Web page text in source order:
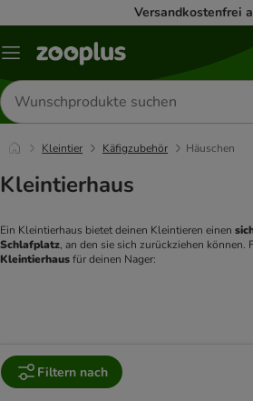
Versandkostenfrei
Menü
Produkte
suchen
Kleintier Käfigzubehör Häuschen
Kleintierhaus
Ein Kleintierhaus bietet deinen Kleintieren einen
Schlafplatz, an den sie sich zurückziehen können.
Kleintierhaus
Filtern nach